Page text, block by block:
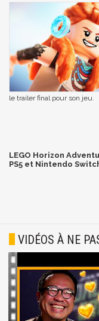
le trailer final pour son jeu.
LEGO Horizon
PS5 et Nintendo
VIDÉOS À NE